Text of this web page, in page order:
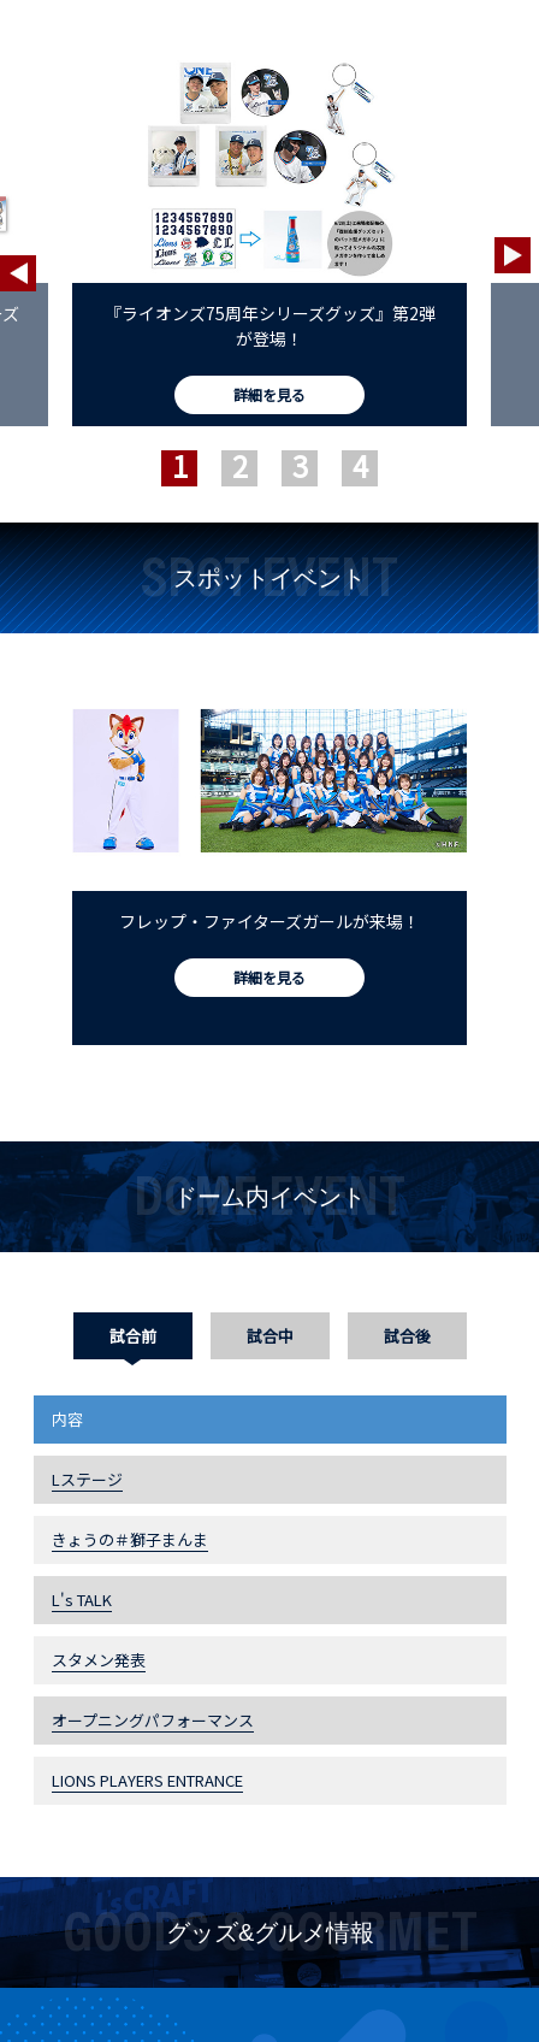
『ライオンズ75周年シリーズグッズ』第2弾
が登場！
詳細を見る
SPOT EVENT
スポットイベント
フレップ・ファイターズガールが来場！
詳細を見る
DOME EVENT
ドーム内イベント
試合前 試合中 試合後
内容
Lステージ
きょうの＃獅子まんま
L's TALK
スタメン発表
オープニングパフォーマンス
LIONS PLAYERS ENTRANCE
GOODS & GOURMET
グッズ&グルメ情報